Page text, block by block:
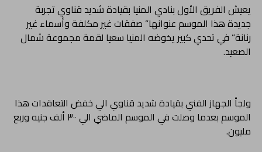
يعيش الفريق الأول بنادي المنيا بقيادة شديد قناوي تجربة
جديدة هذا الموسم عنوانها” صفقات غير مكلفة وأسماء غير
رنانة” في تحدي كبير يخوضه المنيا سعيا لقمة مجموعة شمال
الصعيد.
ولجأ الجهاز الفني بقيادة شديد قناوي الي خفض التعاقدات هذا
الموسم بعدما وصلت في الموسم الماضي الي ٣٠٠ ألف جنيه وربع
مليون.